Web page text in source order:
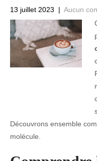
13 juillet 2023 | Aucun
Découvrons ensemble
molécule.